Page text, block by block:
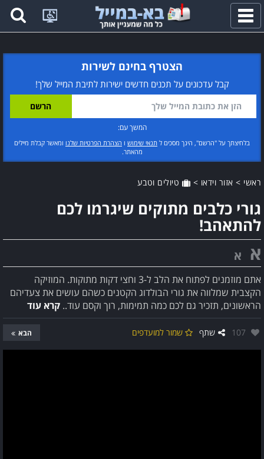
פתח
תפריט
הצטרף בחינם לשירות
קבל עדכונים על תכנים חדשים ישירות לתיבת המייל שלך!
המשך עם:
בלחיצתך על "הרשם", הינך מסכים ל תנאי שימוש ו הצהרת הפרטיות שלנו ומאשר קבלת מיילים
מהאתר.
ראשי > אזור וידאו > טיולים וטבע
גורי כלבים מתוקים שיגרמו לכם
להתאהב!
א א
אתם מוזמנים לפתוח את הלב ל-3 וחצי דקות מתוקות. המוזיקה
הקצבית שמלווה את גורי הבולדוג הקטנים כשהם עושים את צעדיהם
הראשונים, תזכיר גם לכם כמה תמימות, רוך וקסם עוד.. קרא עוד
אהבו:
107 שתף שמור למועדפים הבא